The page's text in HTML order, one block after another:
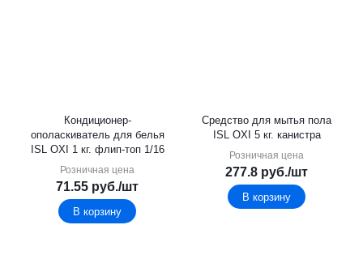
Кондиционер-
ополаскиватель для белья
ISL OXI 1 кг. флип-топ 1/16
Розничная цена
71.55 руб./шт
В корзину
Средство для мытья пола
ISL OXI 5 кг. канистра
Розничная цена
277.8 руб./шт
В корзину